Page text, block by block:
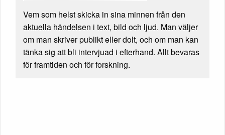
Vem som helst skicka in sina minnen från den
aktuella händelsen i text, bild och ljud. Man väljer
om man skriver publikt eller dolt, och om man kan
tänka sig att bli intervjuad i efterhand. Allt bevaras
för framtiden och för forskning.